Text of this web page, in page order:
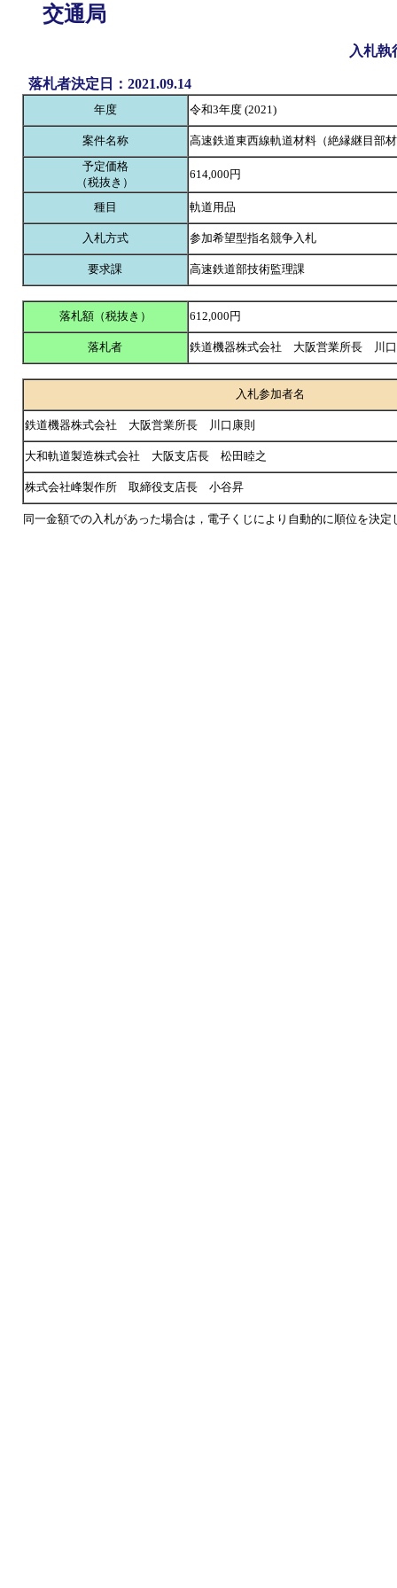
交通局
入札執
落札者決定日：2021.09.14
年度 令和3年度 (2021)
案件名称
高速鉄道東西線軌道材料（絶縁継目部
予定価格
（税抜き）
614,000円
種目 軌道用品
入札方式 参加希望型指名競争入札
要求課 高速鉄道部技術監理課
落札額（税抜き） 612,000円
落札者 鉄道機器株式会社 大阪営業所長 川
入札参加者名
鉄道機器株式会社 大阪営業所長 川口康則
大和軌道製造株式会社 大阪支店長 松田睦之
株式会社峰製作所 取締役支店長 小谷昇
同一金額での入札があった場合は，電子くじにより自動的に順位を決定